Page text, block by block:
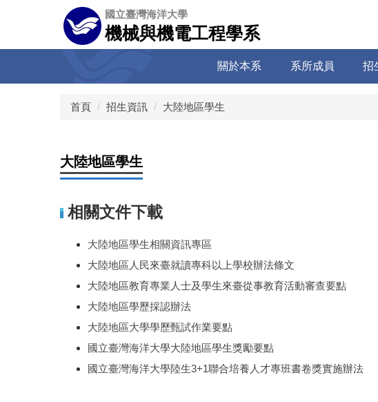
容
國立臺灣海洋大學
機械與機電工程學系
關於本系 系所成員 招
首頁 招生資訊 大陸地區學生
大陸地區學生
相關文件下載
大陸地區學生相關資訊專區
大陸地區人民來臺就讀專科以上學校辦法條文
大陸地區教育專業人士及學生來臺從事教育活動審查要點
大陸地區學歷採認辦法
大陸地區大學學歷甄試作業要點
國立臺灣海洋大學大陸地區學生獎勵要點
國立臺灣海洋大學陸生3+1聯合培養人才專班書卷獎實施辦法